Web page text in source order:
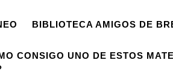
BIBLIOTECA AMIGOS DE
CONSIGO UNO DE ESTOS